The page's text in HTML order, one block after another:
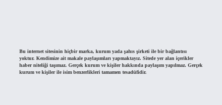
Bu internet sitesinin hiçbir marka, kurum yada şahıs şirketi ile bir bağlantısı
yoktur. Kendimize ait makale paylaşımları yapmaktayız. Sitede yer alan içerikler
haber niteliği taşımaz. Gerçek kurum ve kişiler hakkında paylaşım yapılmaz. Gerçek
kurum ve kişiler ile isim benzerlikleri tamamen tesadüfidir.